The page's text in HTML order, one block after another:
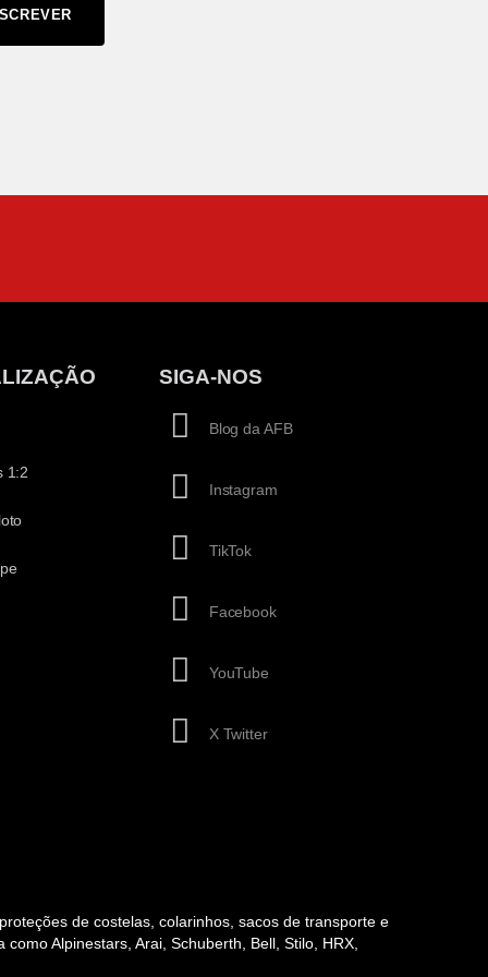
1:2
SIGA-NOS
Blog da AFB
Instagram
TikTok
Facebook
YouTube
X Twitter
de costelas, colarinhos, sacos de transporte e
Alpinestars, Arai, Schuberth, Bell, Stilo, HRX,